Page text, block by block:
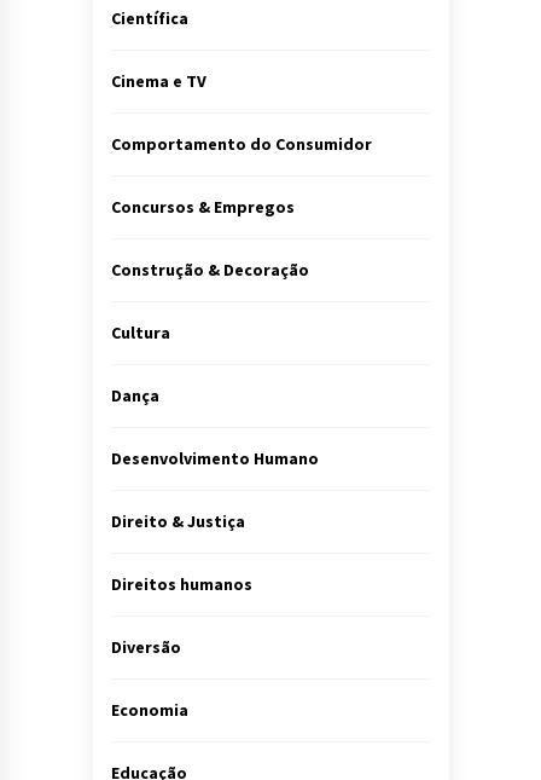
Científica
Cinema e TV
Comportamento do Consumidor
Concursos & Empregos
Construção & Decoração
Cultura
Dança
Desenvolvimento Humano
Direito & Justiça
Direitos humanos
Diversão
Economia
Educação